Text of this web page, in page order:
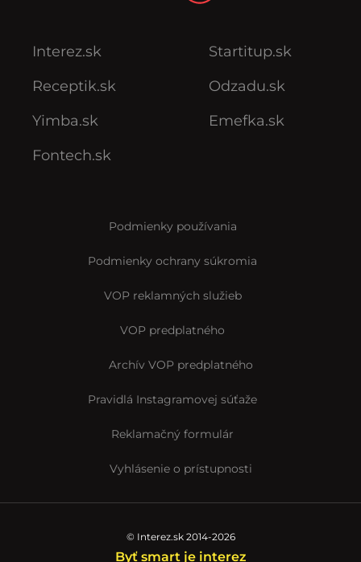
Interez.sk
Receptik.sk
Yimba.sk
Fontech.sk
Startitup.sk
Odzadu.sk
Emefka.sk
Podmienky používania
Podmienky ochrany súkromia
VOP reklamných služieb
VOP predplatného
Archív VOP predplatného
Pravidlá Instagramovej súťaže
Reklamačný formulár
Vyhlásenie o prístupnosti
© Interez.sk 2014-2026
Byť smart je interez